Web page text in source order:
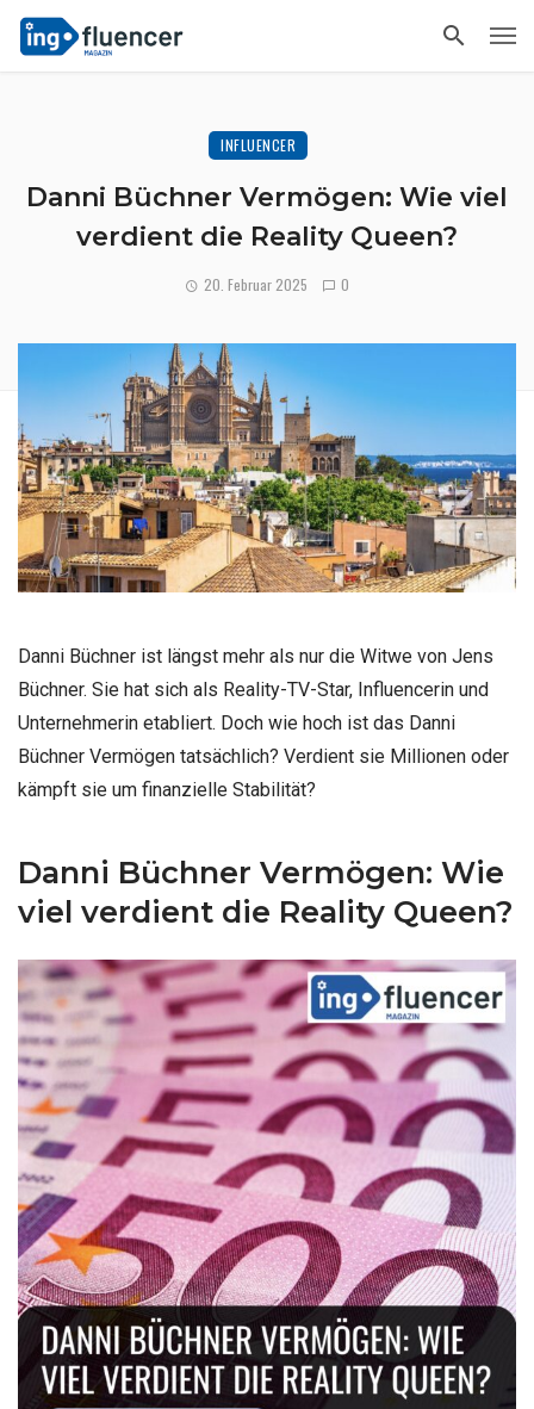
INFLUENCER
Danni Büchner Vermögen: Wie viel
verdient die Reality Queen?
20. Februar 2025 0
Danni Büchner ist längst mehr als nur die Witwe von Jens
Büchner. Sie hat sich als Reality-TV-Star, Influencerin und
Unternehmerin etabliert. Doch wie hoch ist das Danni
Büchner Vermögen tatsächlich? Verdient sie Millionen oder
kämpft sie um finanzielle Stabilität?
Danni Büchner Vermögen: Wie
viel verdient die Reality Queen?